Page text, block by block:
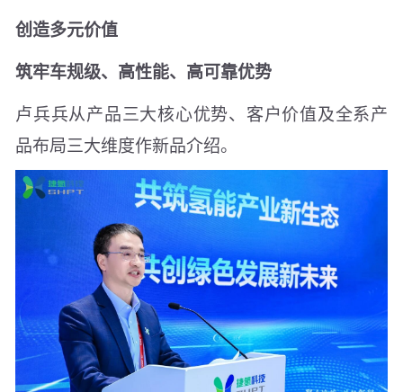
创造多元价值
筑牢车规级、高性能、高可靠优势
卢兵兵从产品三大核心优势、客户价值及全系产
品布局三大维度作新品介绍。